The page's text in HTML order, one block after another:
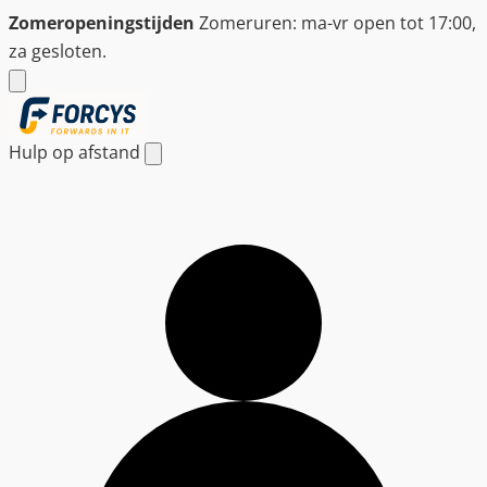
Ga
naar
de
inhoud
Zomeropeningstijden Zomeruren: ma-vr open tot 17:00,
za gesloten.
Hulp op afstand